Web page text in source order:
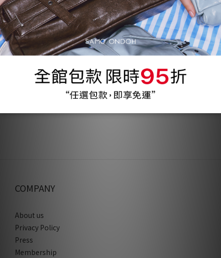
COMPANY
About us
Privacy Policy
Press
Membership